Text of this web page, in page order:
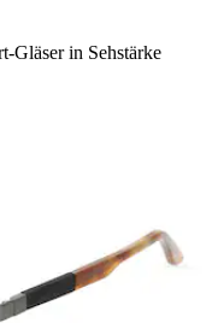
Gläser in Sehstärke